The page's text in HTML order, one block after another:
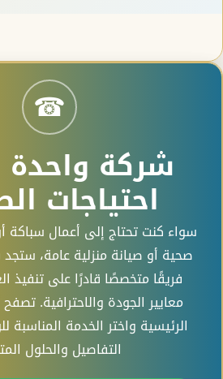
☎
شركة واحدة
احتياجات
سواء كنت تحتاج إلى أعمال سباكة
صحية أو صيانة منزلية عامة،
فريقًا متخصصًا قادرًا على تنفيذ
معايير الجودة والاحترافية.
الرئيسية واختر الخدمة
التفاصيل والحلول